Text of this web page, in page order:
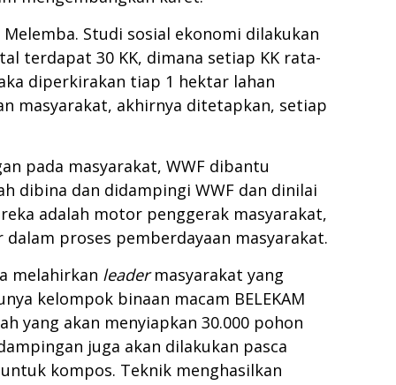
Studi sosial ekonomi dilakukan
terdapat 30 KK, dimana setiap KK rata-
diperkirakan tiap 1 hektar lahan
masyarakat, akhirnya ditetapkan, setiap
pada masyarakat, WWF dibantu
dibina dan didampingi WWF dan dinilai
adalah motor penggerak masyarakat,
proses pemberdayaan masyarakat.
melahirkan leadermasyarakat yang
kelompok binaan macam BELEKAM
yang akan menyiapkan 30.000 pohon
juga akan dilakukan pasca
kompos. Teknik menghasilkan